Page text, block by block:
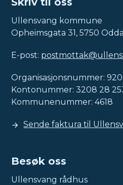
Ullensvang kommune
Opheimsgata 31, 5750 Odda
E-post:
Organisasjonsnummer:
Kontonummer: 3208 28
Kommunenummer: 4618
Sende faktura til
Besøk oss
Ullensvang rådhus